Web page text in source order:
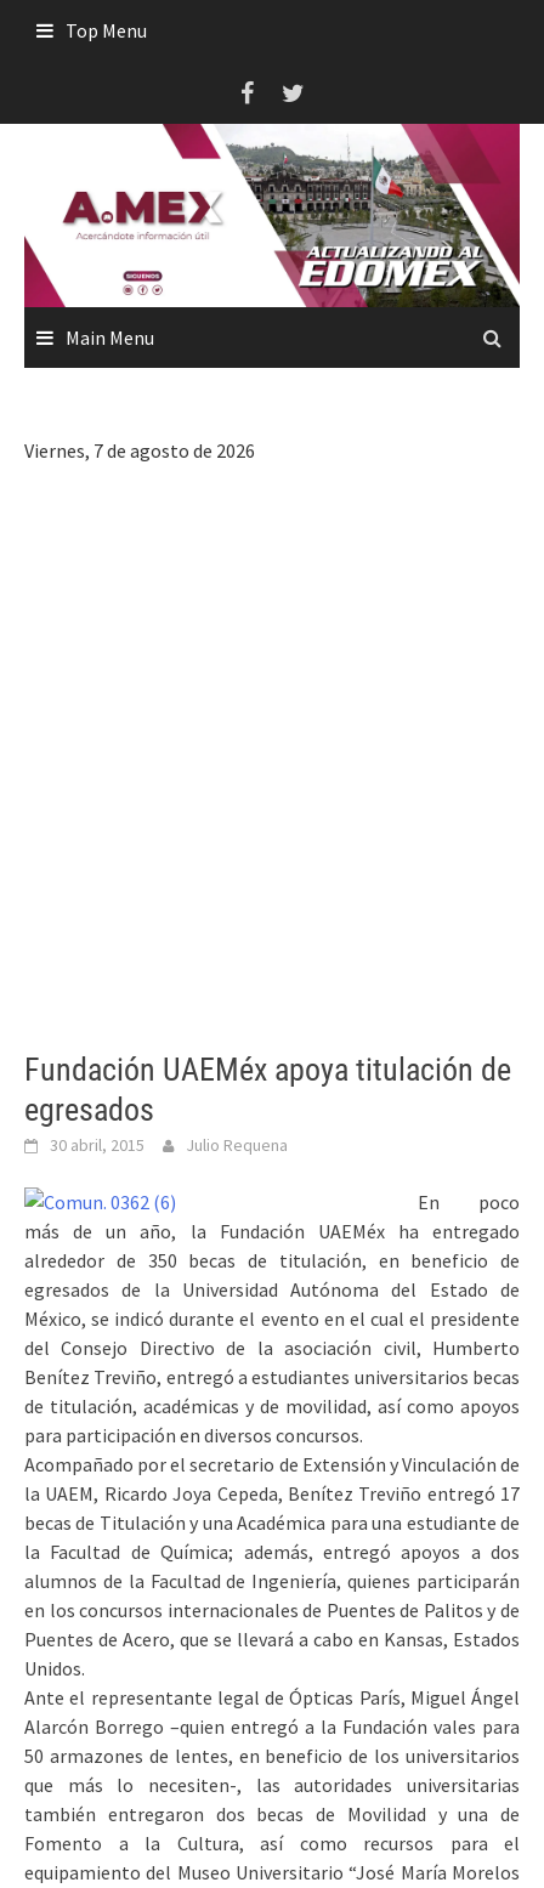
Top Menu
Main Menu
Viernes, 7 de agosto de 2026
Fundación UAEMéx apoya titulación de
egresados
30 abril, 2015 Julio Requena
En poco
más de un año, la Fundación UAEMéx ha entregado
alrededor de 350 becas de titulación, en beneficio de
egresados de la Universidad Autónoma del Estado de
México, se indicó durante el evento en el cual el presidente
del Consejo Directivo de la asociación civil, Humberto
Benítez Treviño, entregó a estudiantes universitarios becas
de titulación, académicas y de movilidad, así como apoyos
para participación en diversos concursos.
Acompañado por el secretario de Extensión y Vinculación de
la UAEM, Ricardo Joya Cepeda, Benítez Treviño entregó 17
becas de Titulación y una Académica para una estudiante de
la Facultad de Química; además, entregó apoyos a dos
alumnos de la Facultad de Ingeniería, quienes participarán
en los concursos internacionales de Puentes de Palitos y de
Puentes de Acero, que se llevará a cabo en Kansas, Estados
Unidos.
Ante el representante legal de Ópticas París, Miguel Ángel
Alarcón Borrego –quien entregó a la Fundación vales para
50 armazones de lentes, en beneficio de los universitarios
que más lo necesiten-, las autoridades universitarias
también entregaron dos becas de Movilidad y una de
Fomento a la Cultura, así como recursos para el
equipamiento del Museo Universitario “José María Morelos